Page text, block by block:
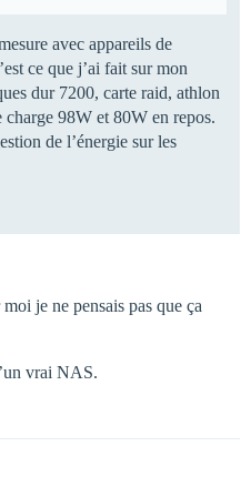
avec appareils de
ce que j’ai fait sur mon
dur 7200, carte raid, athlon
98W et 80W en repos.
de l’énergie sur les
je ne pensais pas que ça
vrai NAS.